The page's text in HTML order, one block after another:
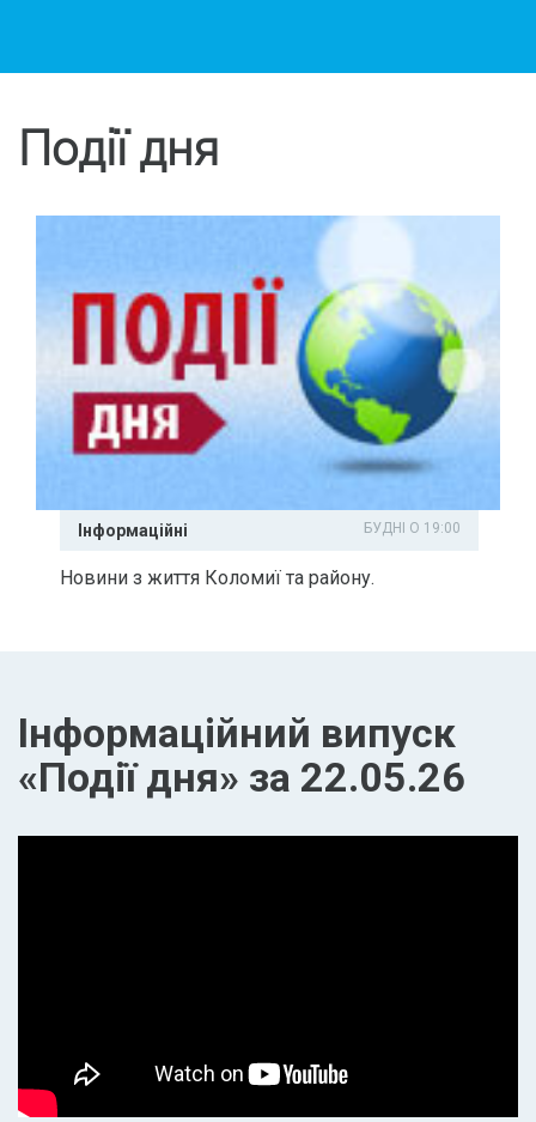
Події дня
Інформаційні БУДНІ О 19:00
Новини з життя Коломиї та району.
Інформаційний випуск
«Події дня» за 22.05.26